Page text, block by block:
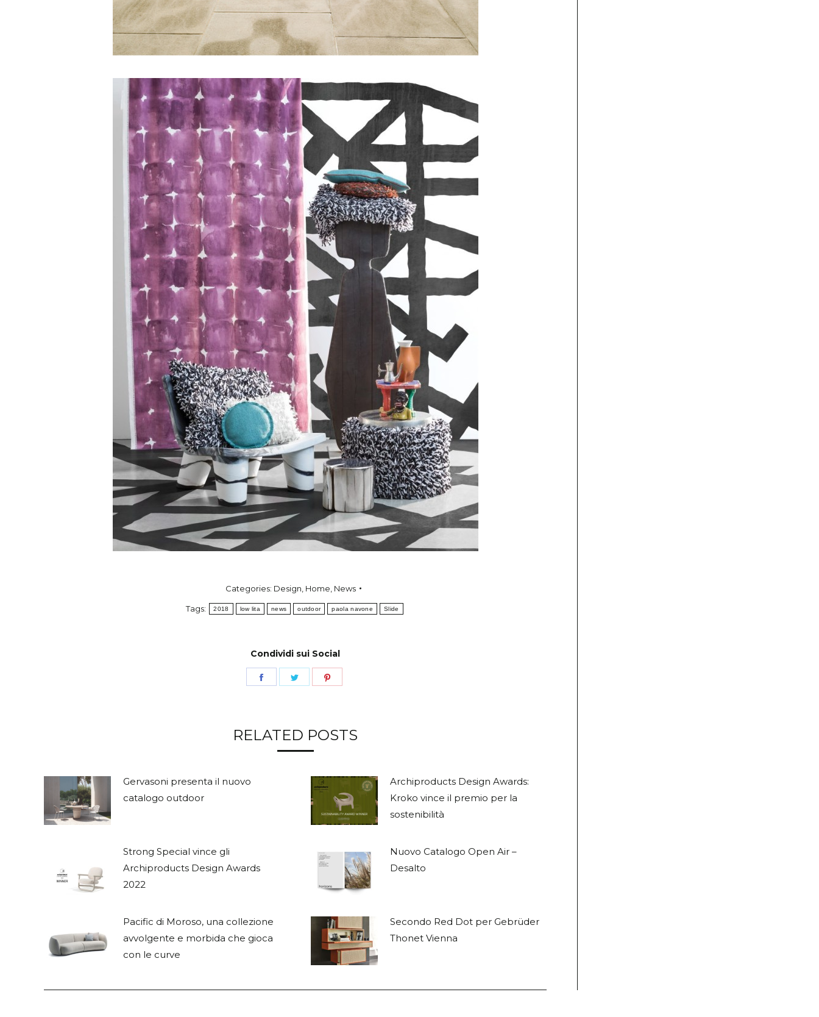
Categories: Design Home News
Tags: 2018 low lita news outdoor paola navone Slide
Condividi sui Social
Share
Share
RELATED POSTS
Gervasoni presenta il nuovo
catalogo outdoor
Archiproducts Design Awards:
Kroko vince il premio per la
sostenibilità
Strong Special vince gli
Archiproducts Design Awards
2022
Nuovo Catalogo Open Air –
Desalto
Pacific di Moroso, una collezione
avvolgente e morbida che gioca
con le curve
Secondo Red Dot per Gebrüder
Thonet Vienna